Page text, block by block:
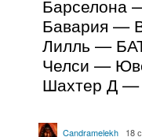
Барселона
Бавария —
Лилль —
Челси —
Шахтер Д —
Candramelekh 18